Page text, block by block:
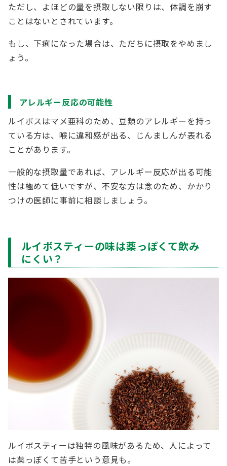
ただし、よほどの量を摂取しない限りは、体調を崩す
ことはないとされています。
もし、下痢になった場合は、ただちに摂取をやめまし
ょう。
アレルギー反応の可能性
ルイボスはマメ亜科のため、豆類のアレルギーを持っ
ている方は、喉に違和感が出る、じんましんが表れる
ことがあります。
一般的な摂取量であれば、アレルギー反応が出る可能
性は極めて低いですが、不安な方は念のため、かかり
つけの医師に事前に相談しましょう。
ルイボスティーの味は薬っぽくて飲み
にくい？
ルイボスティーは独特の風味があるため、人によって
は薬っぽくて苦手という意見も。